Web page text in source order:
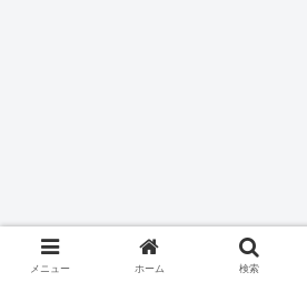
メニュー ホーム 検索